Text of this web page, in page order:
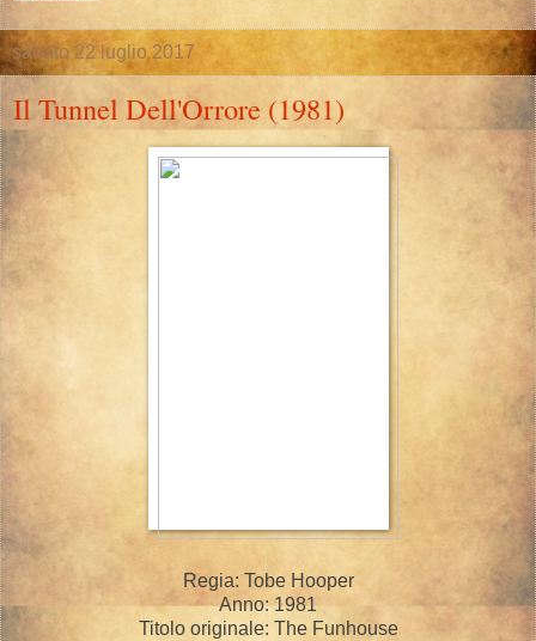
sabato 22 luglio 2017
Il Tunnel Dell'Orrore (1981)
Regia: Tobe Hooper
Anno: 1981
Titolo originale: The Funhouse